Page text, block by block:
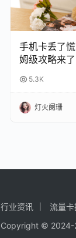
手机卡丢了
姆级攻略来了
5.3K
灯火阑珊
行业资讯 流量
Copyright © 2024-